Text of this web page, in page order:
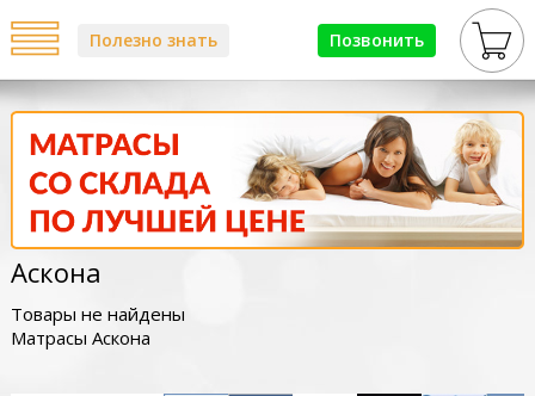
Позвонить
Полезно знать
Аскона
Товары не найдены
Матрасы Аскона